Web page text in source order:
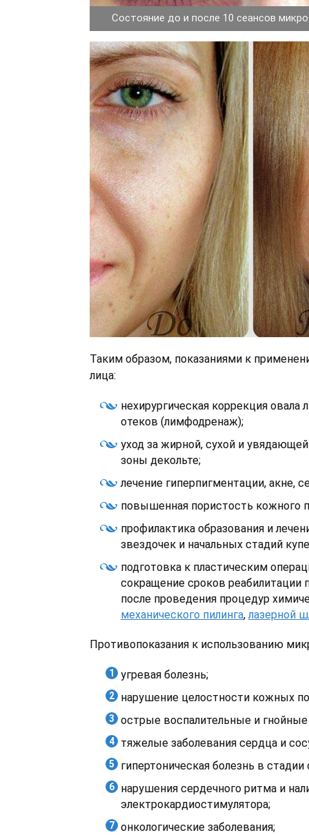
Состояние до и после 10 сеансов
Таким образом, показаниями к
лица:
нехирургическая коррекция овала
отеков (лимфодренаж);
уход за жирной, сухой и
зоны декольте;
лечение гиперпигментации, акне,
повышенная пористость кожного
профилактика образования и
звездочек и начальных стадий
подготовка к пластическим
сокращение сроков реабилитации
после проведения процедур
механического пилинга,лазерной
Противопоказания к использованию
угревая болезнь;
нарушение целостности кожных
острые воспалительные и
тяжелые заболевания сердца и
гипертоническая болезнь в стадии
нарушения сердечного ритма и
электрокардиостимулятора;
онкологические заболевания;